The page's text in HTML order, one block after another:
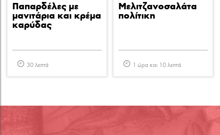
Παπαρδέλες με
μανιτάρια και κρέμα
καρύδας
30 λεπτά
Mελιτζανοσαλάτα
πολίτικη
1 ώρα και 10 λεπτά